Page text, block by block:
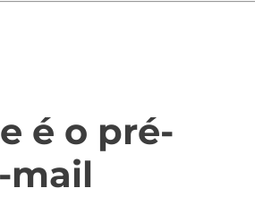
é o pré-
mail